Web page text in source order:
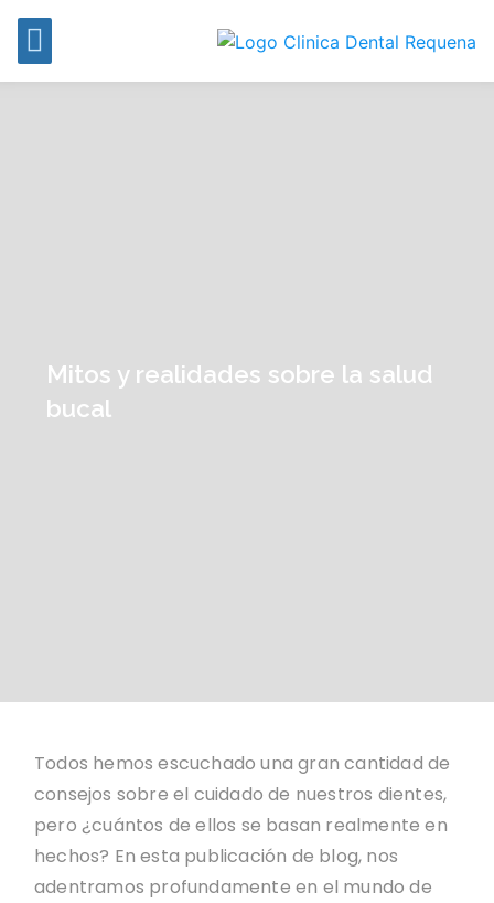
Mitos y realidades sobre la salud
bucal
Todos hemos escuchado una gran cantidad de
consejos sobre el cuidado de nuestros dientes,
pero ¿cuántos de ellos se basan realmente en
hechos? En esta publicación de blog, nos
adentramos profundamente en el mundo de